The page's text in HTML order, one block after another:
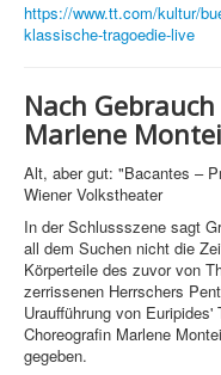
https://www.tt.com/kultur/
klassische-tragoedie-live
Nach
Marlene
Alt, aber gut: "Bacantes –
Wiener Volkstheater
In der Schlussszene sagt
all dem Suchen nicht die
Körperteile des zuvor von
zerrissenen Herrschers
Uraufführung von Euripides'
Choreografin Marlene
gegeben.